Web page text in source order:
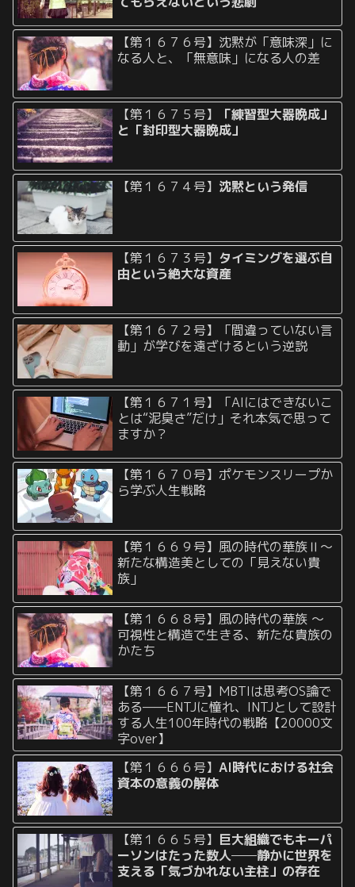
【第１６７６号】沈黙が「意味深」に
なる人と、「無意味」になる人の差
【第１６７５号】
「練習型大器晩成」
と「封印型大器晩成」
【第１６７４号】 沈黙という発信
【第１６７３号】 タイミングを選ぶ自
由という絶大な資産
【第１６７２号】「間違っていない言
動」が学びを遠ざけるという逆説
【第１６７１号】「AIにはできないこ
とは“泥臭さ”だけ」それ本気で思って
ますか？
【第１６７０号】ポケモンスリープか
ら学ぶ人生戦略
【第１６６９号】風の時代の華族Ⅱ〜
新たな構造美としての「見えない貴
族」
【第１６６８号】風の時代の華族 〜
可視性と構造で生きる、新たな貴族の
かたち
【第１６６７号】MBTIは思考OS論で
ある——ENTJに憧れ、INTJとして設計
する人生100年時代の戦略【20000文
字over】
【第１６６６号】AI時代における社会
資本の意義の解体
【第１６６５号】 巨大組織でもキーパ
ーソンはたった数人──静かに世界を
支える「気づかれない主柱」の存在